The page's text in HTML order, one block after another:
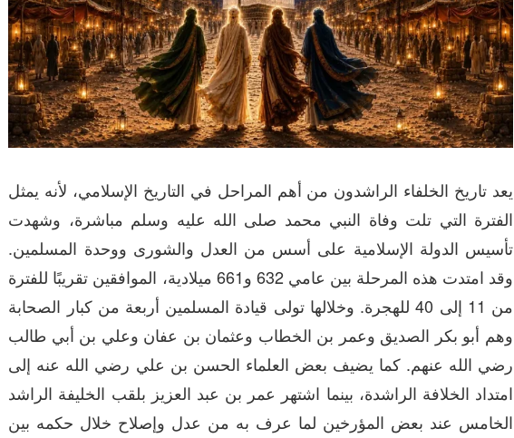
يعد تاريخ الخلفاء الراشدون من أهم المراحل في التاريخ الإسلامي، لأنه يمثل
الفترة التي تلت وفاة النبي محمد صلى الله عليه وسلم مباشرة، وشهدت
تأسيس الدولة الإسلامية على أسس من العدل والشورى ووحدة المسلمين.
وقد امتدت هذه المرحلة بين عامي 632 و661 ميلادية، الموافقين تقريبًا للفترة
من 11 إلى 40 للهجرة. وخلالها تولى قيادة المسلمين أربعة من كبار الصحابة
وهم أبو بكر الصديق وعمر بن الخطاب وعثمان بن عفان وعلي بن أبي طالب
رضي الله عنهم. كما يضيف بعض العلماء الحسن بن علي رضي الله عنه إلى
امتداد الخلافة الراشدة، بينما اشتهر عمر بن عبد العزيز بلقب الخليفة الراشد
الخامس عند بعض المؤرخين لما عرف به من عدل وإصلاح خلال حكمه بين